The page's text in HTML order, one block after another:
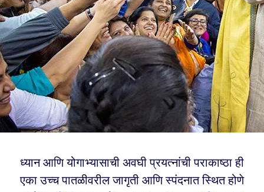
ध्यान आणि योगाभ्यासाची अवघी प्रयत्नांची पराकाष्ठा ही
एका उच्च पातळीवरील जागृती आणि स्पंदनात स्थित होणे